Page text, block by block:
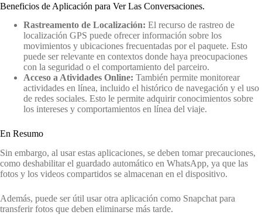
Beneficios de Aplicación para Ver Las Conversaciones.
Rastreamento de Localización: El recurso de rastreo de
localización GPS puede ofrecer información sobre los
movimientos y ubicaciones frecuentadas por el paquete. Esto
puede ser relevante en contextos donde haya preocupaciones
con la seguridad o el comportamiento del parceiro.
Acceso a Atividades Online: También permite monitorear
actividades en línea, incluido el histórico de navegación y el uso
de redes sociales. Esto le permite adquirir conocimientos sobre
los intereses y comportamientos en línea del viaje.
En Resumo
Sin embargo, al usar estas aplicaciones, se deben tomar precauciones,
como deshabilitar el guardado automático en WhatsApp, ya que las
fotos y los videos compartidos se almacenan en el dispositivo.
Además, puede ser útil usar otra aplicación como Snapchat para
transferir fotos que deben eliminarse más tarde.